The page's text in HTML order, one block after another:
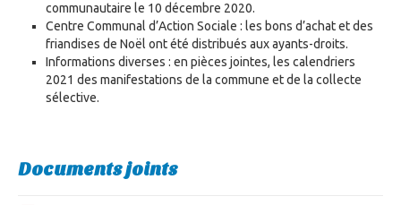
communautaire le 10 décembre 2020.
Centre Communal d’Action Sociale : les bons d’achat et des
friandises de Noël ont été distribués aux ayants-droits.
Informations diverses : en pièces jointes, les calendriers
2021 des manifestations de la commune et de la collecte
sélective.
Documents joints